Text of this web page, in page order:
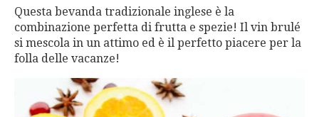
Questa bevanda tradizionale inglese è la
combinazione perfetta di frutta e spezie! Il vin brulé
si mescola in un attimo ed è il perfetto piacere per la
folla delle vacanze!